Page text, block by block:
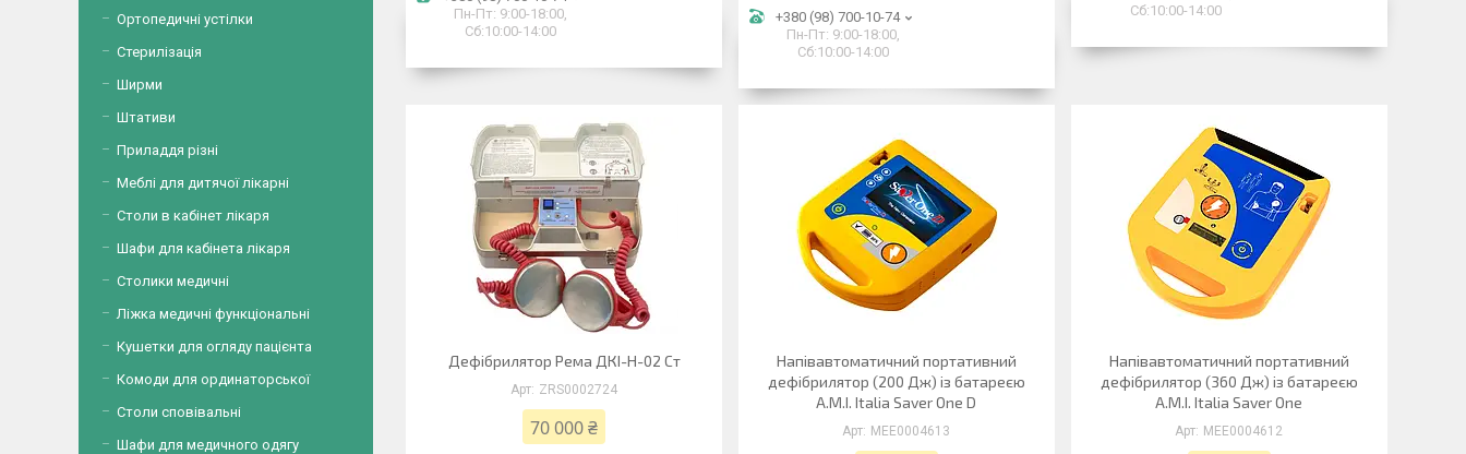
Пн-Пт: 9:00-18:00,
Сб:10:00-14:00
+380 (98) 700-10-74
Пн-Пт: 9:00-18:00,
Сб:10:00-14:00
Сб:10:00-14:00
Дефібрилятор Рема ДКІ-Н-02 Ст
ZRS0002724
70 000 ₴
Напівавтоматичний портативний
дефібрилятор (200 Дж) із батареєю
A.M.I. Italia Saver One D
MEE0004613
Напівавтоматичний портативний
дефібрилятор (360 Дж) із батареєю
A.M.I. Italia Saver One
MEE0004612
Ортопедичні устілки
Стерилізація
Ширми
Штативи
Приладдя різні
Меблі для дитячої лікарні
Столи в кабінет лікаря
Шафи для кабінета лікаря
Столики медичні
Ліжка медичні функціональні
Кушетки для огляду пацієнта
Комоди для ординаторської
Столи сповівальні
Шафи для медичного одягу